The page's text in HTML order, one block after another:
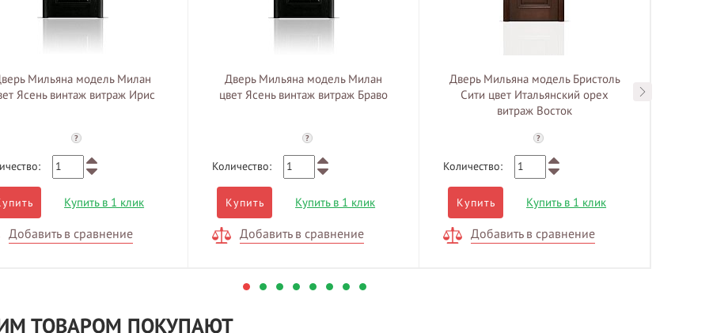
Мильяна модель Милан
Ясень винтаж витраж Ирис
?
Купить в 1 клик
Добавить в сравнение
Дверь Мильяна модель Милан
цвет Ясень винтаж витраж Браво
?
Количество:
Купить Купить в 1 клик
Добавить в сравнение
Дверь Мильяна модель Бристоль
Сити цвет Итальянский орех
витраж Восток
?
Количество:
Купить Купить в 1 клик
Добавить в сравнение
ТОВАРОМ ПОКУПАЮТ